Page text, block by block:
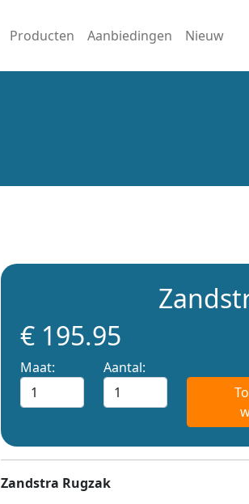
Producten Aanbiedingen Nieuw
€ 195.95
Maat:
Aantal:
Zandstra Rugzak